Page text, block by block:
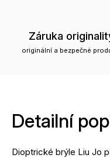
Záruka
originální a bezpečné
Detailní
Dioptrické brýle Liu Jo